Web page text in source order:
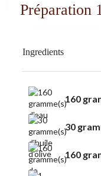
Préparation
Ingredients
160
30
160